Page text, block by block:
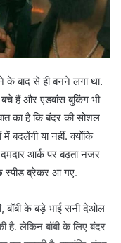
के बाद से ही बनने लगा था.
हैं और एडवांस बुकिंग भी
का है कि बंदर की सोशल
बदलेंगी या नहीं. क्योंकि
आर्क पर बढ़ता नजर
स्पीड ब्रेकर आ गए.
बॉबी के बड़े भाई सनी देओल
है. लेकिन बॉबी के लिए बंदर